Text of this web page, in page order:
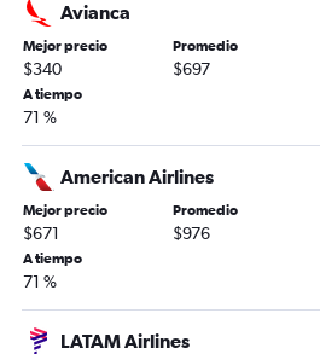
Avianca
Mejor precio
$340
Promedio
$697
A tiempo
71 %
American Airlines
Mejor precio
$671
Promedio
$976
A tiempo
71 %
LATAM Airlines